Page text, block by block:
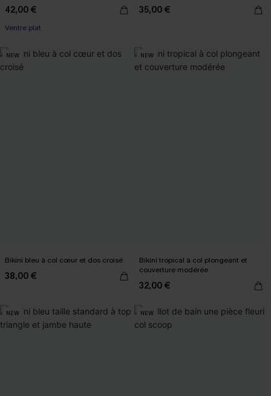
42,00 €
Ventre plat
35,00 €
NEW
Bikini bleu à col cœur et dos croisé
38,00 €
NEW
Bikini tropical à col plongeant et
couverture modérée
32,00 €
NEW NEW